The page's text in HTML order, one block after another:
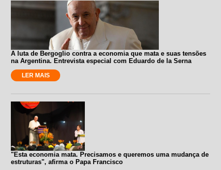
A luta de Bergoglio contra a economia que mata e suas tensões
na Argentina. Entrevista especial com Eduardo de la Serna
LER MAIS
"Esta economia mata. Precisamos e queremos uma mudança de
estruturas", afirma o Papa Francisco